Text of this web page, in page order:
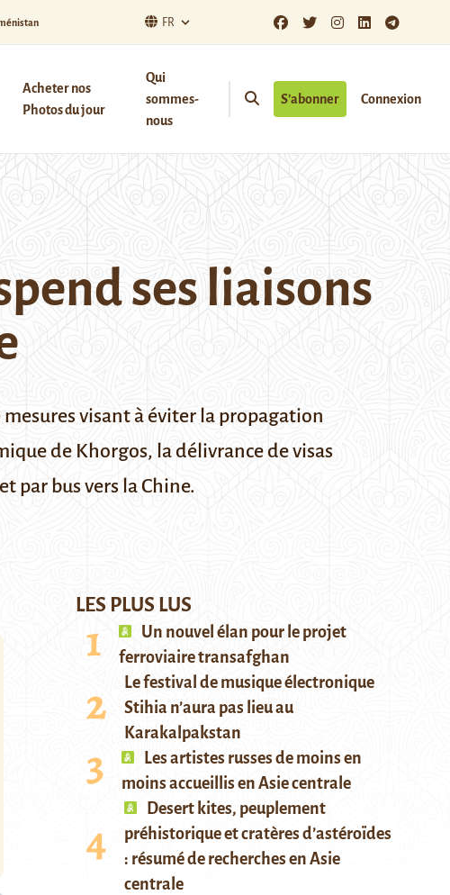
FR
Acheter nos
Photos du jour
Qui
sommes-
nous
S’abonner Connexion
ses liaisons
visant à éviter la propagation
de Khorgos, la délivrance de visas
par bus vers la Chine.
LES PLUS LUS
Un nouvel élan pour le projet
ferroviaire transafghan
Le festival de musique électronique
Stihia n’aura pas lieu au
Karakalpakstan
Les artistes russes de moins en
moins accueillis en Asie centrale
Desert kites, peuplement
préhistorique et cratères d’astéroïdes
: résumé de recherches en Asie
centrale